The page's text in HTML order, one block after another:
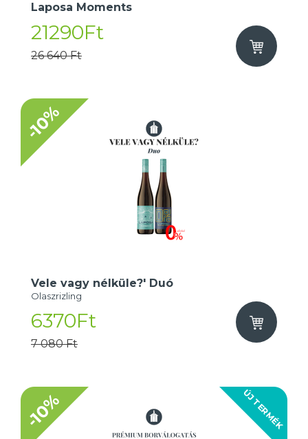
Laposa Moments
21290Ft
26 640 Ft
-10%
Vele vagy nélküle?' Duó
Olaszrizling
6370Ft
7 080 Ft
ÚJ TERMÉK
-10%